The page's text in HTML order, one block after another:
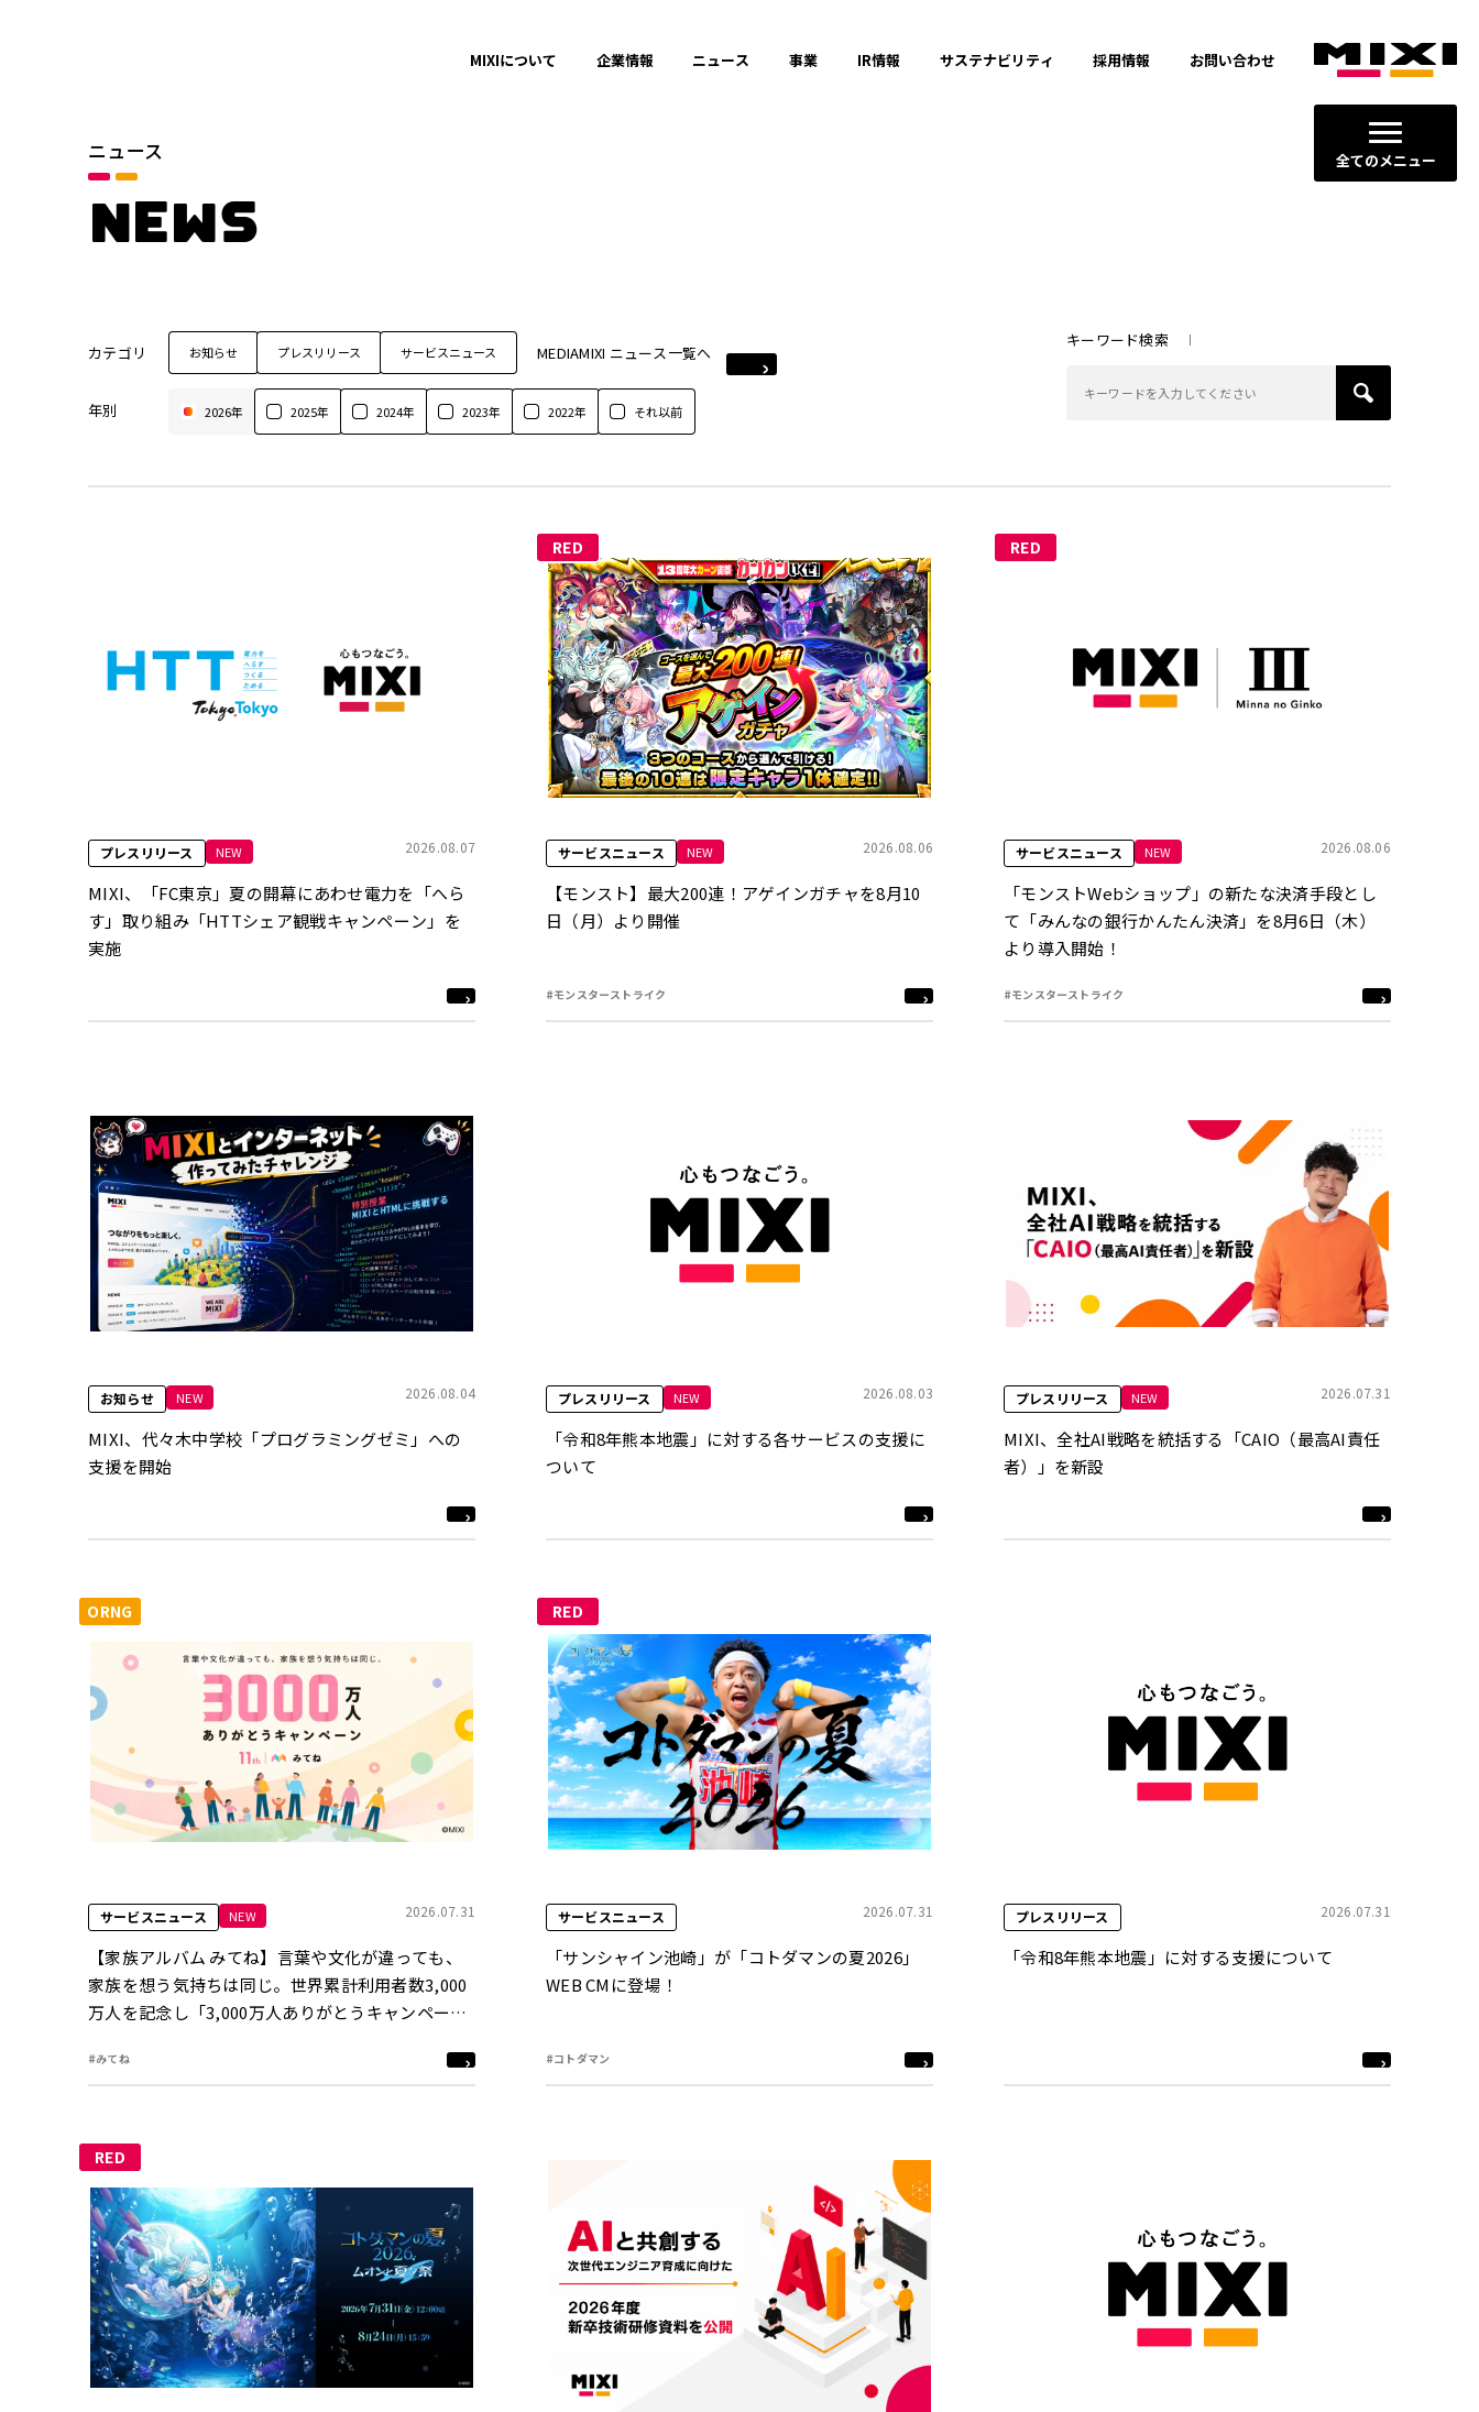
全てのメニュー
MIXIについて 企業情報 ニュース 事業 IR情報 サステナビリティ 採用情報 お問い合わせ
ニュース
NEWS
カテゴリ お知らせ プレスリリース サービスニュース MEDIAMIXI ニュース一覧へ
年別 2026年 2025年 2024年 2023年 2022年 それ以前
キーワード検索
プレスリリース NEW 2026.08.07
MIXI、「FC東京」夏の開幕にあわせ電力を「へら
す」取り組み「HTTシェア観戦キャンペーン」を
実施
RED
サービスニュース NEW 2026.08.06
【モンスト】最大200連！アゲインガチャを8月10
日（月）より開催
#モンスターストライク
RED
サービスニュース NEW 2026.08.06
「モンストWebショップ」の新たな決済手段とし
て「みんなの銀行かんたん決済」を8月6日（木）
より導入開始！
#モンスターストライク
お知らせ NEW 2026.08.04
MIXI、代々木中学校「プログラミングゼミ」への
支援を開始
プレスリリース NEW 2026.08.03
「令和8年熊本地震」に対する各サービスの支援に
ついて
プレスリリース NEW 2026.07.31
MIXI、全社AI戦略を統括する「CAIO（最高AI責任
者）」を新設
ORNG
サービスニュース NEW 2026.07.31
【家族アルバム みてね】言葉や文化が違っても、
家族を想う気持ちは同じ。世界累計利用者数3,000
万人を記念し「3,000万人ありがとうキャンペー
#みてね
RED
サービスニュース 2026.07.31
「サンシャイン池崎」が「コトダマンの夏2026」
WEB CMに登場！
#コトダマン
プレスリリース 2026.07.31
「令和8年熊本地震」に対する支援について
RED